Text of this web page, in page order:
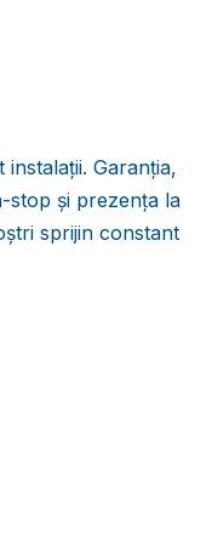
Garanția,
stop și prezența la
sprijin constant